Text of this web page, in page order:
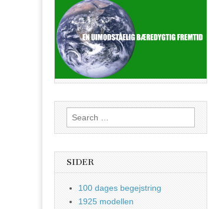
Search
for:
SIDER
100 dages begejstring
1925 modellen